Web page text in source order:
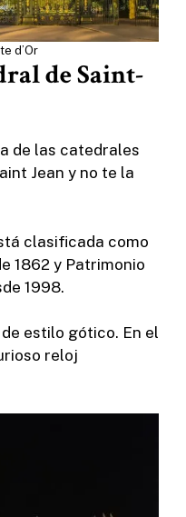
d’Or
de Saint-
de las catedrales
Jean y no te la
clasificada como
1862 y Patrimonio
1998.
estilo gótico. En el
reloj